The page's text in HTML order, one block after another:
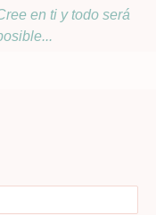
en ti y todo será